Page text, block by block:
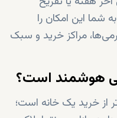
شما این امکان را
مراکز خرید و سبک
هوشمند است؟
از خرید یک خانه است؛